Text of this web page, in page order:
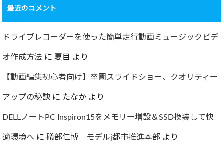
要再検査となって
しまった…
2022.07.30
最近のコメント
ドライブレコーダーを使った簡単走行動画ミュージックビデ
オ作成方法 に 夏目 より
【動画編集初心者向け】卒園スライドショー、クオリティー
アップの秘訣に たなか より
DELLノートPC Inspiron15をメモリー増設＆SSD換装して快
適環境へ に 礒部仁博 モデルj都市推進本部 より